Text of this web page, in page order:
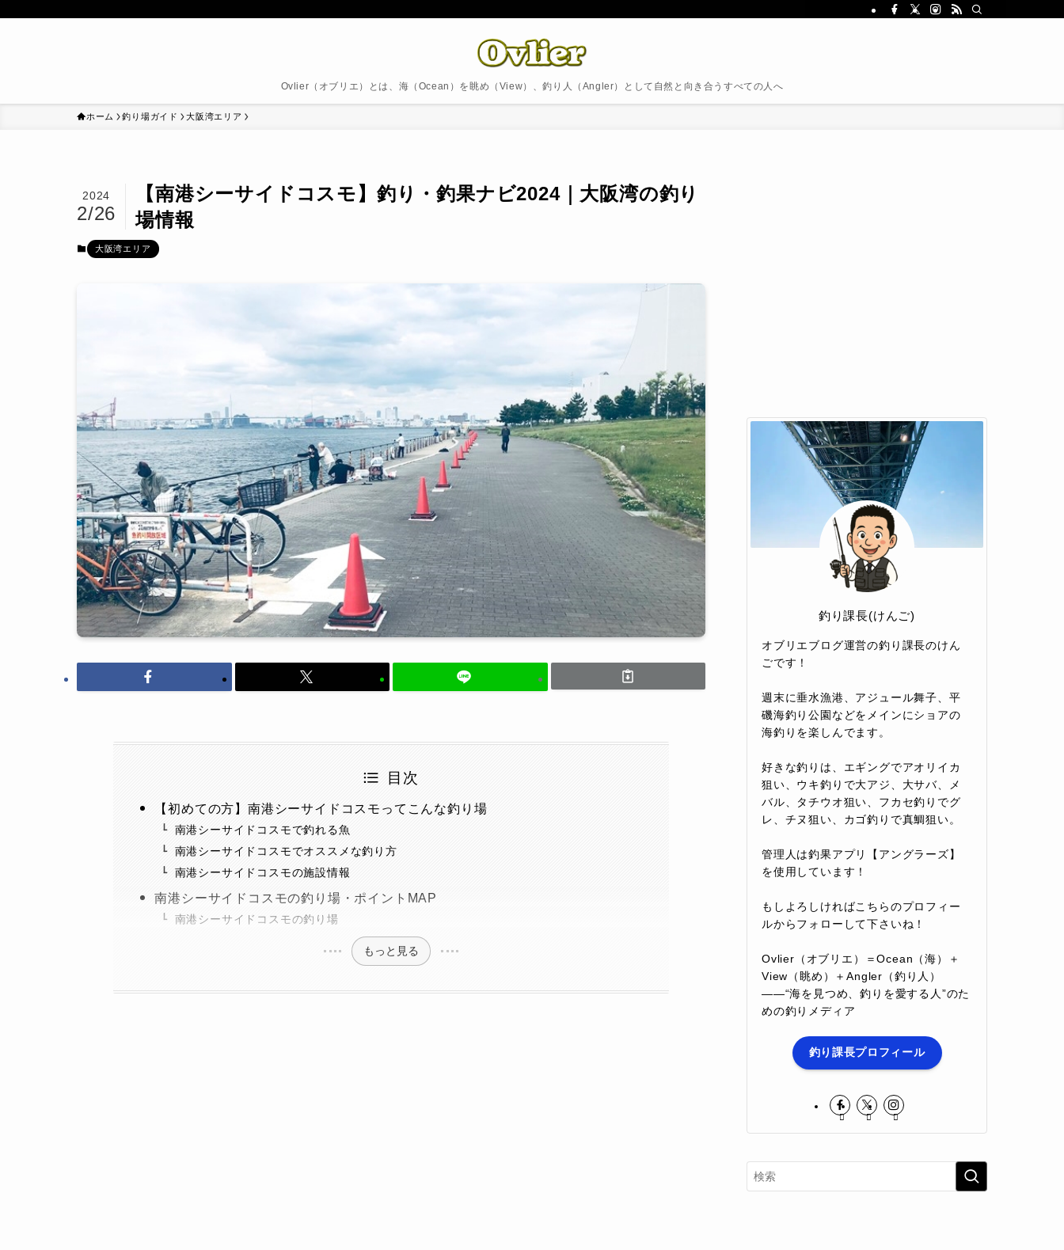
Ovlier（オブリエ）とは、海（Ocean）を眺め（View）、釣り人（Angler）として自然と向き合うすべての人へ
ホーム 釣り場ガイド 大阪湾エリア
【南港シーサイドコスモ】釣り・釣果ナビ2024｜大阪湾の釣り
場情報
2024
2/26
大阪湾エリア
目次
【初めての方】南港シーサイドコスモってこんな釣り場
南港シーサイドコスモで釣れる魚
南港シーサイドコスモでオススメな釣り方
南港シーサイドコスモの施設情報
南港シーサイドコスモの釣り場・ポイントMAP
南港シーサイドコスモの釣り場
もっと見る
釣り課長(けんご)
オブリエブログ運営の釣り課長のけん
ごです！
週末に垂水漁港、アジュール舞子、平
磯海釣り公園などをメインにショアの
海釣りを楽しんでます。
好きな釣りは、エギングでアオリイカ
狙い、ウキ釣りで大アジ、大サバ、メ
バル、タチウオ狙い、フカセ釣りでグ
レ、チヌ狙い、カゴ釣りで真鯛狙い。
管理人は釣果アプリ【アングラーズ】
を使用しています！
もしよろしければこちらのプロフィー
ルからフォローして下さいね！
Ovlier（オブリエ）＝Ocean（海）＋
View（眺め）＋Angler（釣り人）
――“海を見つめ、釣りを愛する人”のた
めの釣りメディア
釣り課長プロフィール